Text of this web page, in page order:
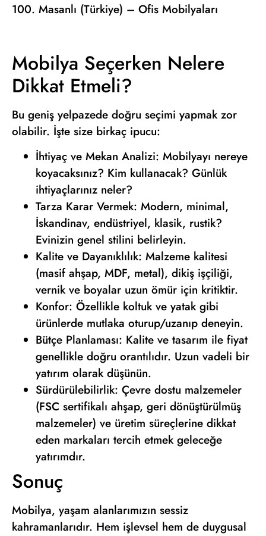
100. Masanlı (Türkiye) – Ofis Mobilyaları
Mobilya Seçerken Nelere
Dikkat Etmeli?
Bu geniş yelpazede doğru seçimi yapmak zor
olabilir. İşte size birkaç ipucu:
İhtiyaç ve Mekan Analizi: Mobilyayı nereye
koyacaksınız? Kim kullanacak? Günlük
ihtiyaçlarınız neler?
Tarza Karar Vermek: Modern, minimal,
İskandinav, endüstriyel, klasik, rustik?
Evinizin genel stilini belirleyin.
Kalite ve Dayanıklılık: Malzeme kalitesi
(masif ahşap, MDF, metal), dikiş işçiliği,
vernik ve boyalar uzun ömür için kritiktir.
Konfor: Özellikle koltuk ve yatak gibi
ürünlerde mutlaka oturup/uzanıp deneyin.
Bütçe Planlaması: Kalite ve tasarım ile fiyat
genellikle doğru orantılıdır. Uzun vadeli bir
yatırım olarak düşünün.
Sürdürülebilirlik: Çevre dostu malzemeler
(FSC sertifikalı ahşap, geri dönüştürülmüş
malzemeler) ve üretim süreçlerine dikkat
eden markaları tercih etmek geleceğe
yatırımdır.
Sonuç
Mobilya, yaşam alanlarımızın sessiz
kahramanlarıdır. Hem işlevsel hem de duygusal